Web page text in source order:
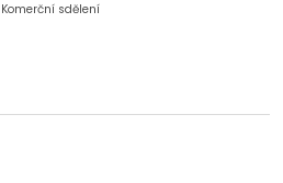
Komerční sdělení